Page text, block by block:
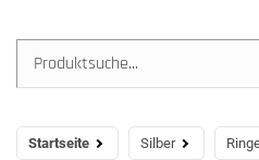
Startseite Silber